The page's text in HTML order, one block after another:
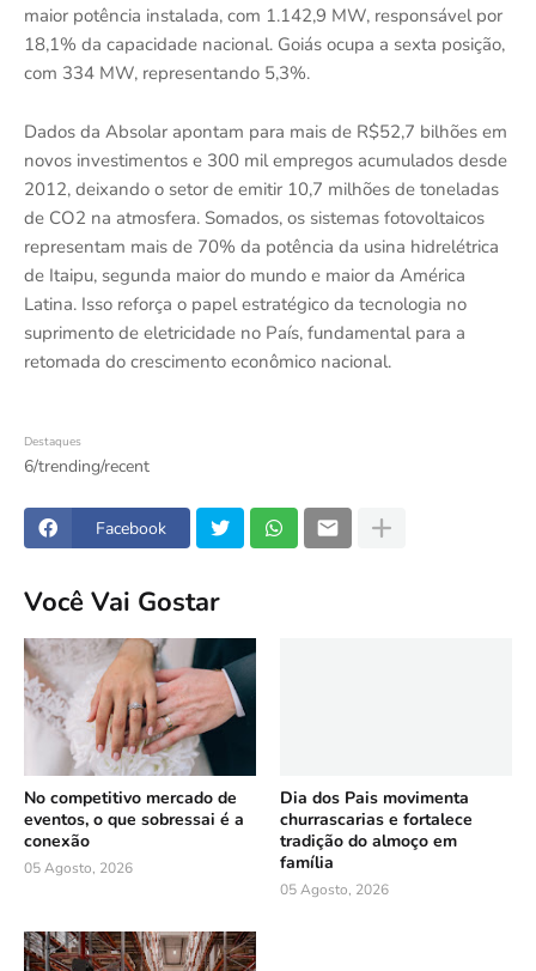
maior potência instalada, com 1.142,9 MW, responsável por
18,1% da capacidade nacional. Goiás ocupa a sexta posição,
com 334 MW, representando 5,3%.
Dados da Absolar apontam para mais de R$52,7 bilhões em
novos investimentos e 300 mil empregos acumulados desde
2012, deixando o setor de emitir 10,7 milhões de toneladas
de CO2 na atmosfera. Somados, os sistemas fotovoltaicos
representam mais de 70% da potência da usina hidrelétrica
de Itaipu, segunda maior do mundo e maior da América
Latina. Isso reforça o papel estratégico da tecnologia no
suprimento de eletricidade no País, fundamental para a
retomada do crescimento econômico nacional.
Destaques
6/trending/recent
Facebook
Você Vai Gostar
No competitivo mercado de
eventos, o que sobressai é a
conexão
05 Agosto, 2026
Dia dos Pais movimenta
churrascarias e fortalece
tradição do almoço em
família
05 Agosto, 2026